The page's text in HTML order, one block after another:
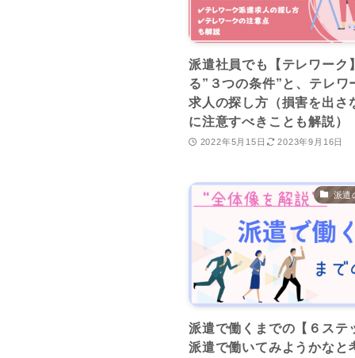
派遣社員でも【テレワーク
る”３つの条件”と、テレワ
求人の探し方（損害を出さ
に注意すべきことも解説）
2022年5月15日 2023年9月16日
派遣
派遣で働くまでの【６ステ
派遣で働いてみようかなと